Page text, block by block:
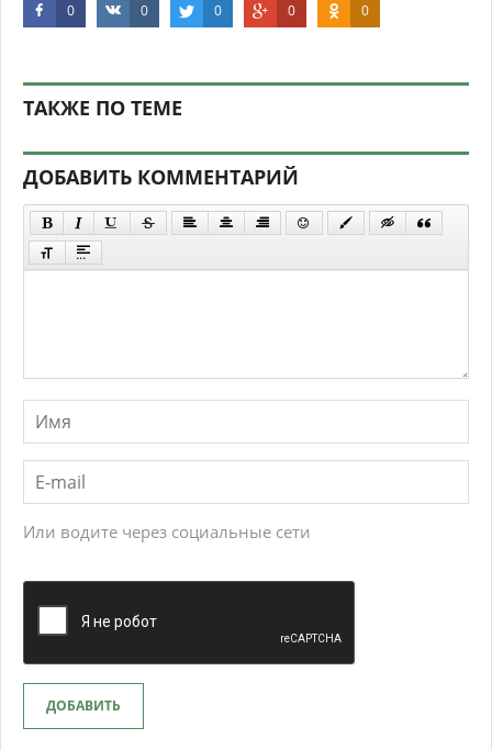
0 0 0 0 0
ТАКЖЕ ПО ТЕМЕ
ДОБАВИТЬ КОММЕНТАРИЙ
Или водите через социальные сети
ДОБАВИТЬ